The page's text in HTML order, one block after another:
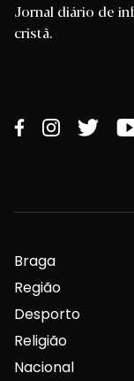
Jornal diário de
cristã.
Braga
Região
Desporto
Religião
Nacional